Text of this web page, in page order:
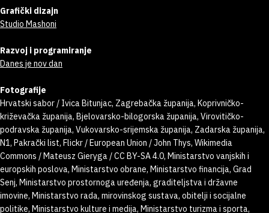
Grafički dizajn
Studio Mashoni
Razvoj i programiranje
Danes je nov dan
Fotografije
Hrvatski sabor / Ivica Bitunjac, Zagrebačka županija, Koprivničko-
križevačka županija, Bjelovarsko-bilogorska županija, Virovitičko-
podravska županija, Vukovarsko-srijemska županija, Zadarska županija,
N1, Pakrački list, Flickr / European Union / John Thys, Wikimedia
Commons / Mateusz Gieryga / CC BY-SA 4.0, Ministarstvo vanjskih i
europskih poslova, Ministarstvo obrane, Ministarstvo financija, Grad
Senj, Ministarstvo prostornoga uređenja, graditeljstva i državne
imovine, Ministarstvo rada, mirovinskog sustava, obitelji i socijalne
politike, Ministarstvo kulture i medija, Ministarstvo turizma i sporta,